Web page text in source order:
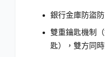
銀行金庫防盜
雙重鑰匙機制
匙），雙方同